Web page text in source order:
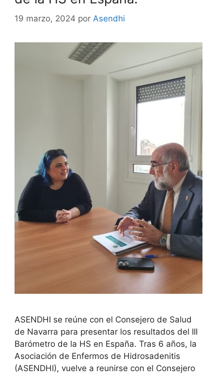
19 marzo, 2024 por Asendhi
ASENDHI se reúne con el Consejero de Salud
de Navarra para presentar los resultados del III
Barómetro de la HS en España. Tras 6 años, la
Asociación de Enfermos de Hidrosadenitis
(ASENDHI), vuelve a reunirse con el Consejero